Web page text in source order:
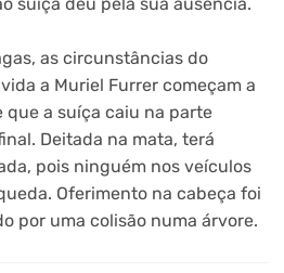
as circunstâncias do
a Muriel Furrer começam a
que a suíça caiu na parte
Deitada na mata, terá
pois ninguém nos veículos
Oferimento na cabeça foi
por uma colisão numa árvore.